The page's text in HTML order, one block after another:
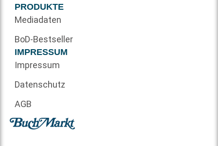
PRODUKTE
Mediadaten
BoD-Bestseller
IMPRESSUM
Impressum
Datenschutz
AGB